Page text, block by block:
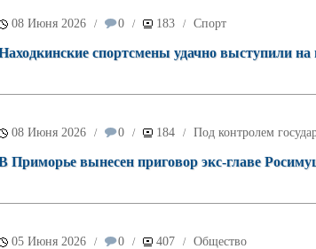
08 Июня 2026 / 0 / 183 / Спорт
спортсмены удачно выступили
08 Июня 2026 / 0 / 184 / Под контролем
Приморье вынесен приговор экс-главе
05 Июня 2026 / 0 / 407 / Общество